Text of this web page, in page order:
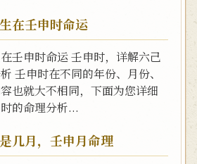
在壬申时命运
壬申时命运 壬申时，详解六己
壬申时在不同的年份、月份、
也就大不相同，下面为您详细
的命理分析...
几月，壬申月命理